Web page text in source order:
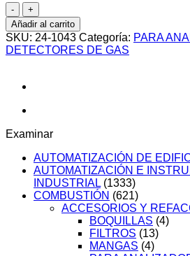
24-
1043
cantidad
Añadir al carrito
SKU: 24-1043 Categoría: PARA
DETECTORES DE GAS
Examinar
AUTOMATIZACIÓN DE
AUTOMATIZACIÓN E
INDUSTRIAL (1333)
COMBUSTIÓN (621)
ACCESORIOS Y
BOQUILLAS (4)
FILTROS (13)
MANGAS (4)